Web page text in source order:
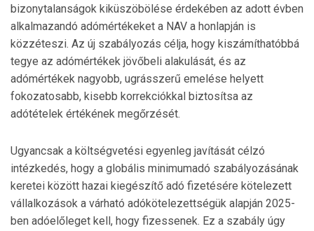
bizonytalanságok kiküszöbölése érdekében az adott évben
alkalmazandó adómértékeket a NAV a honlapján is
közzéteszi. Az új szabályozás célja, hogy kiszámíthatóbbá
tegye az adómértékek jövőbeli alakulását, és az
adómértékek nagyobb, ugrásszerű emelése helyett
fokozatosabb, kisebb korrekciókkal biztosítsa az
adótételek értékének megőrzését.
Ugyancsak a költségvetési egyenleg javítását célzó
intézkedés, hogy a globális minimumadó szabályozásának
keretei között hazai kiegészítő adó fizetésére kötelezett
vállalkozások a várható adókötelezettségük alapján 2025-
ben adóelőleget kell, hogy fizessenek. Ez a szabály úgy